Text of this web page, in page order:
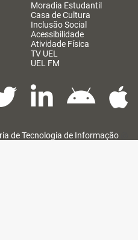
Moradia Estudantil
Casa de Cultura
Inclusão Social
Acessibilidade
Atividade Física
TV UEL
UEL FM
de Tecnologia de Informação